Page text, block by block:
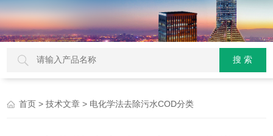
首页 >技术文章 > 电化学法去除污水COD分类